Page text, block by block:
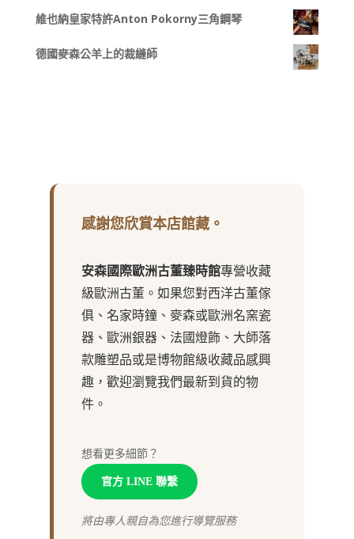
維也納皇家特許Anton Pokorny三角鋼琴
德國麥森公羊上的裁縫師
感謝您欣賞本店館藏。
安森國際歐洲古董臻時館專營收藏
級歐洲古董。如果您對西洋古董傢
俱、名家時鐘、麥森或歐洲名窯瓷
器、歐洲銀器、法國燈飾、大師落
款雕塑品或是博物館級收藏品感興
趣，歡迎瀏覽我們最新到貨的物
件。
想看更多細節？
官方 LINE 聯繫
將由專人親自為您進行導覽服務